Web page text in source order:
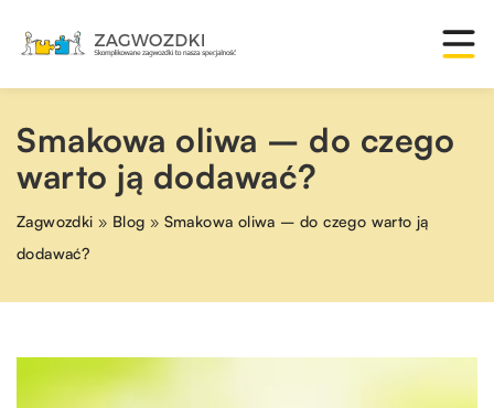
Smakowa oliwa – do czego
warto ją dodawać?
Zagwozdki » Blog » Smakowa oliwa – do czego warto ją
dodawać?